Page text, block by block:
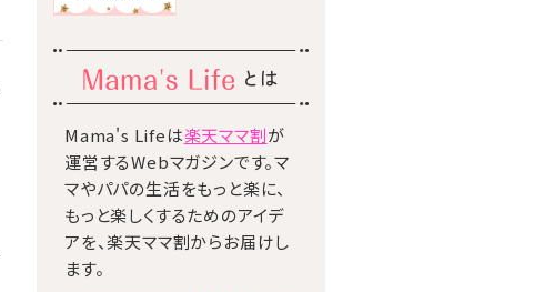
とは
Mama's Lifeは楽天ママ割が
運営するWebマガジンです。マ
マやパパの生活をもっと楽に、
もっと楽しくするためのアイデ
アを、楽天ママ割からお届けし
ます。